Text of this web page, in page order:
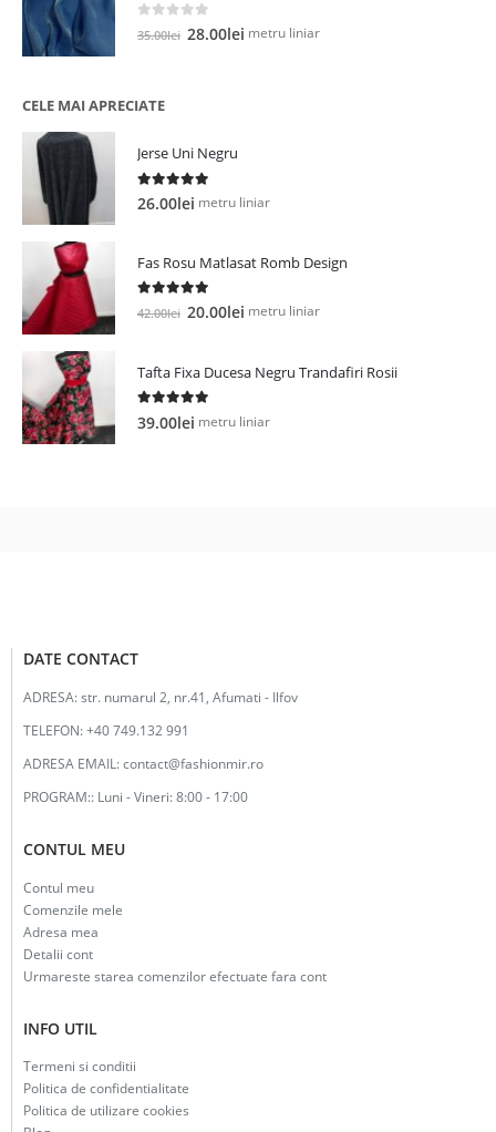
27.00lei.
out of 5
35.00lei Prețul
28.00lei Prețul
metru liniar
CELE MAI APRECIATE
Jerse Uni Negru
5.00out of 5
26.00lei metru liniar
Fas Rosu Matlasat Romb Design
out of 5
42.00lei Prețul
fost:
42.00lei.
20.00lei Prețul
20.00lei.
metru liniar
Tafta Fixa Ducesa Negru Trandafiri Rosii
5.00out of 5
39.00lei metru liniar
DATE CONTACT
ADRESA:str. numarul 2, nr.41, Afumati - Ilfov
TELEFON:+40 749.132 991
ADRESA EMAIL:contact@fashionmir.ro
PROGRAM:: Luni - Vineri: 8:00 - 17:00
CONTUL MEU
Contul meu
Comenzile mele
Adresa mea
Detalii cont
Urmareste starea comenzilor efectuate fara cont
INFO UTIL
Termeni si conditii
Politica de confidentialitate
Politica de utilizare cookies